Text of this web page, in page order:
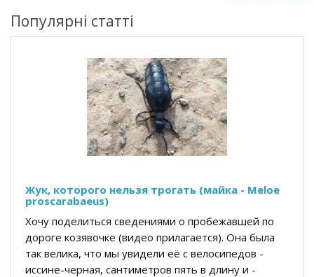
Популярні статті
Жук, которого нельзя трогать (майка - Meloe
proscarabaeus)
Хочу поделиться сведениями о пробежавшей по
дороге козявочке (видео прилагается). Она была
так велика, что мы увидели её с велосипедов -
иссине-черная, сантиметров пять в длину и -